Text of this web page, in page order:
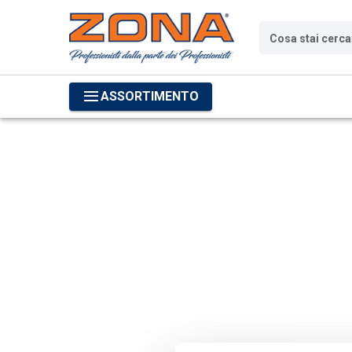
Cosa stai
ASSORTIMENTO